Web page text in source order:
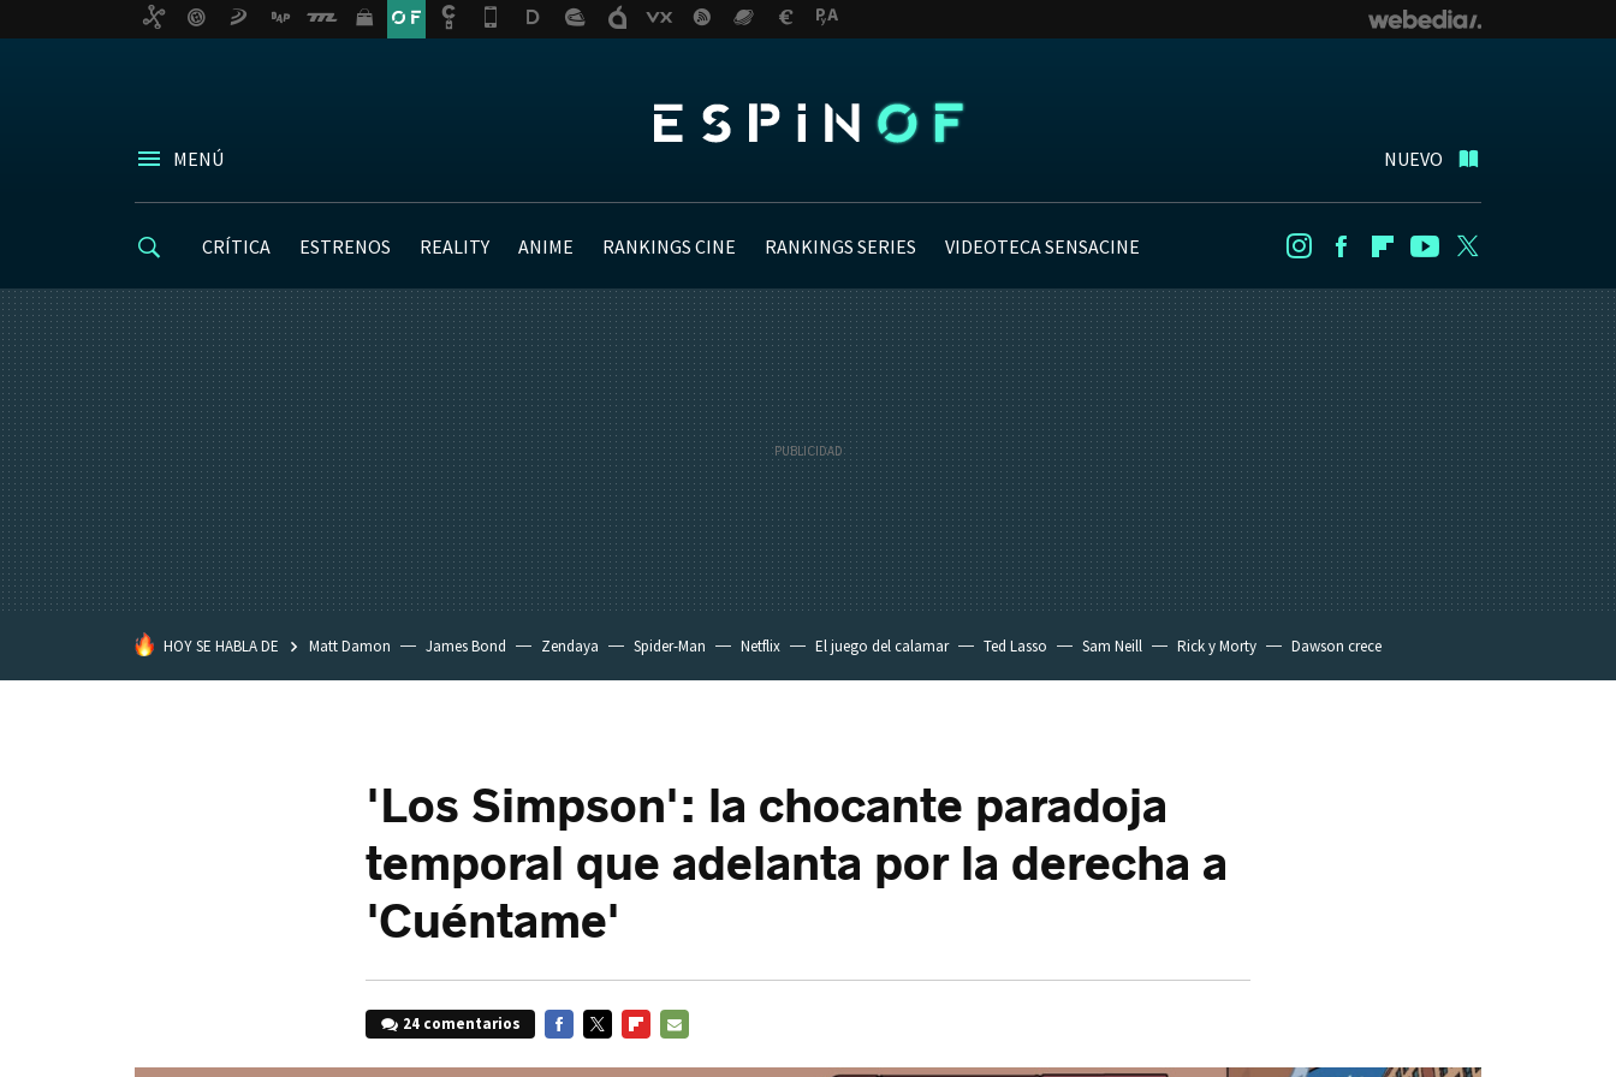
MENÚ NUEVO
CRÍTICA ESTRENOS REALITY ANIME RANKINGS CINE RANKINGS SERIES VIDEOTECA SENSACINE InstagramFacebookFlipboard
Youtube
HOY SE HABLA DE Matt Damon James Bond Zendaya Spider-Man Netflix El juego del calamar Ted Lasso Sam Neill Rick y Morty Dawson crece
'Los Simpson': la chocante paradoja
temporal que adelanta por la derecha a
'Cuéntame'
24 comentarios